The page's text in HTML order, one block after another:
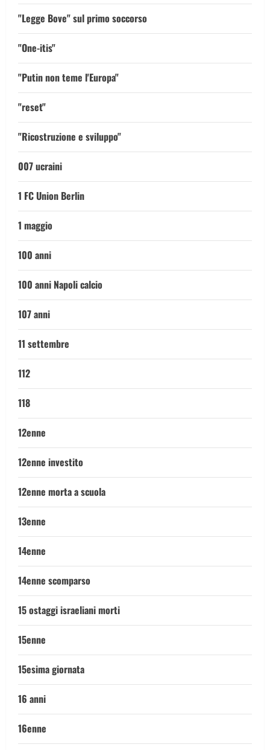
"Legge Bove" sul primo soccorso
"One-itis"
"Putin non teme l'Europa"
"reset"
"Ricostruzione e sviluppo"
007 ucraini
1 FC Union Berlin
1 maggio
100 anni
100 anni Napoli calcio
107 anni
11 settembre
112
118
12enne
12enne investito
12enne morta a scuola
13enne
14enne
14enne scomparso
15 ostaggi israeliani morti
15enne
15esima giornata
16 anni
16enne